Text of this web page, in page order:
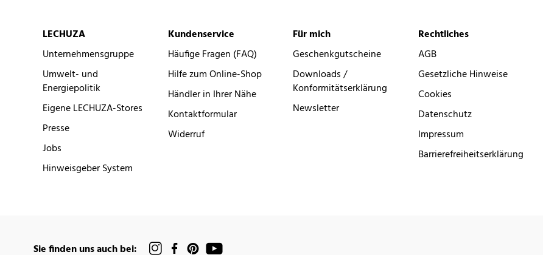
LECHUZA
Unternehmensgruppe
Umwelt- und
Energiepolitik
Eigene LECHUZA-Stores
Presse
Jobs
Hinweisgeber System
Kundenservice
Häufige Fragen (FAQ)
Hilfe zum Online-Shop
Händler in Ihrer Nähe
Kontaktformular
Widerruf
Für mich
Geschenkgutscheine
Downloads /
Konformitätserklärung
Newsletter
Rechtliches
AGB
Gesetzliche Hinweise
Cookies
Datenschutz
Impressum
Barrierefreiheitserklärung
Sie finden uns auch bei: